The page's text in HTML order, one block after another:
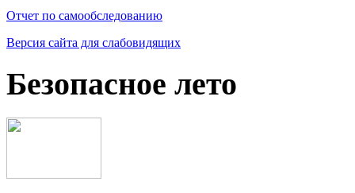
Отчет по самообследованию
Версия сайта для слабовидящих
Безопасное лето